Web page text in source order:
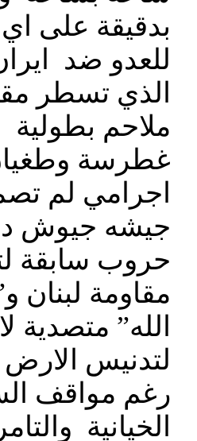
بدقيقة على اي
للعدو ضد
الذي تسطر
ملاحم بطولية
غطرسة
اجرامي لم
جيشه جيوش
حروب سابقة
مقاومة لبنان
الله” متصدية
لتدنيس الارض
رغم مواقف
الخيانية